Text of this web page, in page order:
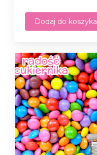
Dodaj do koszyka